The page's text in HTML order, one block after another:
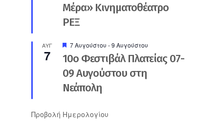
Μέρα» Κινηματοθέατρο
ΡΕΞ
ΑΥΓ
7
Προτεινόμενο
7 Αυγούστου -9 Αυγούστου
10ο Φεστιβάλ Πλατείας 07-
09 Αυγούστου στη
Νεάπολη
Προβολή Ημερολογίου